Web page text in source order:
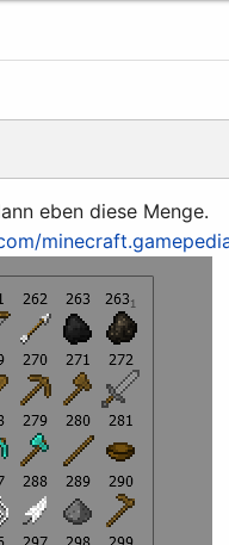
eben diese Menge.